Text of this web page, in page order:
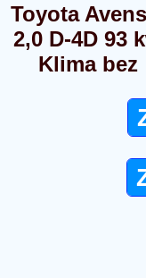
Toyota
2,0 D-4D 93
Klima bez